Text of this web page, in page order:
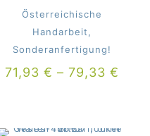
Österreichische
Handarbeit,
Sonderanfertigung!
71,93€ –79,33€